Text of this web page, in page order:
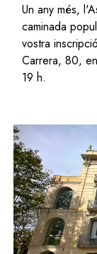
Un any més,
caminada
vostra
Carrera, 80,
19 h.